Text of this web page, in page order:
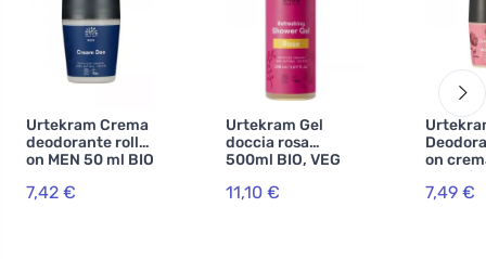
Urtekram Crema
deodorante roll-
on MEN 50 ml BIO
7,42 €
Urtekram Gel
doccia rosa
500ml BIO, VEG
11,10 €
on
BIO
7,49 €